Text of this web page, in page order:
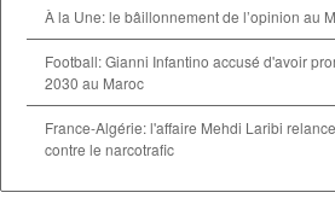
À la Une: le bâillonnement de l’opinion au
Football: Gianni Infantino accusé d'avoir
2030 au Maroc
France-Algérie: l'affaire Mehdi Laribi
contre le narcotrafic